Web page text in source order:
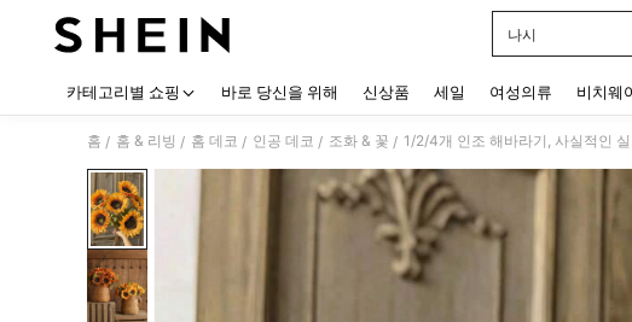
나시
카테고리별 쇼핑 바로 당신을 위해 신상품 세일 여성의류 비치웨
홈 / 홈 & 리빙 / 홈 데코 / 인공 데코 / 조화 & 꽃 / 1/2/4개 인조 해바라기, 사실적인